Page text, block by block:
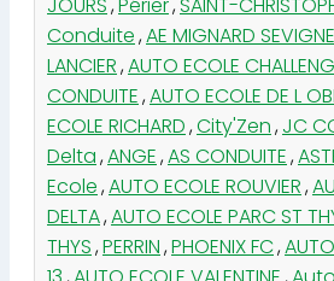
Conduite,AE MIGNARD SEVIGNE
LANCIER,AUTO ECOLE
CONDUITE,AUTO ECOLE DE L
ECOLE RICHARD,City'Zen,JC
Delta,ANGE,AS CONDUITE,
Ecole,AUTO ECOLE ROUVIER,
DELTA,AUTO ECOLE PARC ST
THYS,PERRIN,PHOENIX FC,